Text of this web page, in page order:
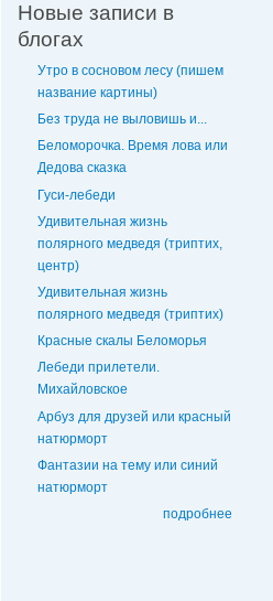
Новые записи в
блогах
Утро в сосновом лесу (пишем
название картины)
Без труда не выловишь и...
Беломорочка. Время лова или
Дедова сказка
Гуси-лебеди
Удивительная жизнь
полярного медведя (триптих,
центр)
Удивительная жизнь
полярного медведя (триптих)
Красные скалы Беломорья
Лебеди прилетели.
Михайловское
Арбуз для друзей или красный
натюрморт
Фантазии на тему или синий
натюрморт
подробнее